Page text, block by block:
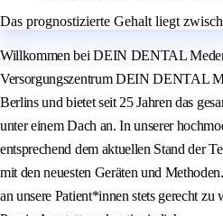
Das prognostizierte Gehalt liegt
Willkommen bei DEIN DENTAL
Versorgungszentrum DEIN DENTAL
Berlins und bietet seit 25 Jahren das
unter einem Dach an. In unserer
entsprechend dem aktuellen Stand der
mit den neuesten Geräten und
an unsere Patient*innen stets gerecht